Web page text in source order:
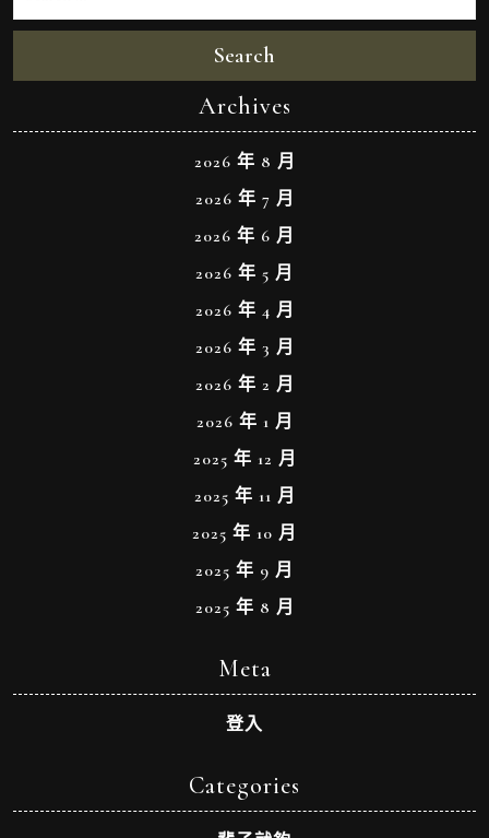
Search
Archives
2026 年 8 月
2026 年 7 月
2026 年 6 月
2026 年 5 月
2026 年 4 月
2026 年 3 月
2026 年 2 月
2026 年 1 月
2025 年 12 月
2025 年 11 月
2025 年 10 月
2025 年 9 月
2025 年 8 月
Meta
登入
Categories